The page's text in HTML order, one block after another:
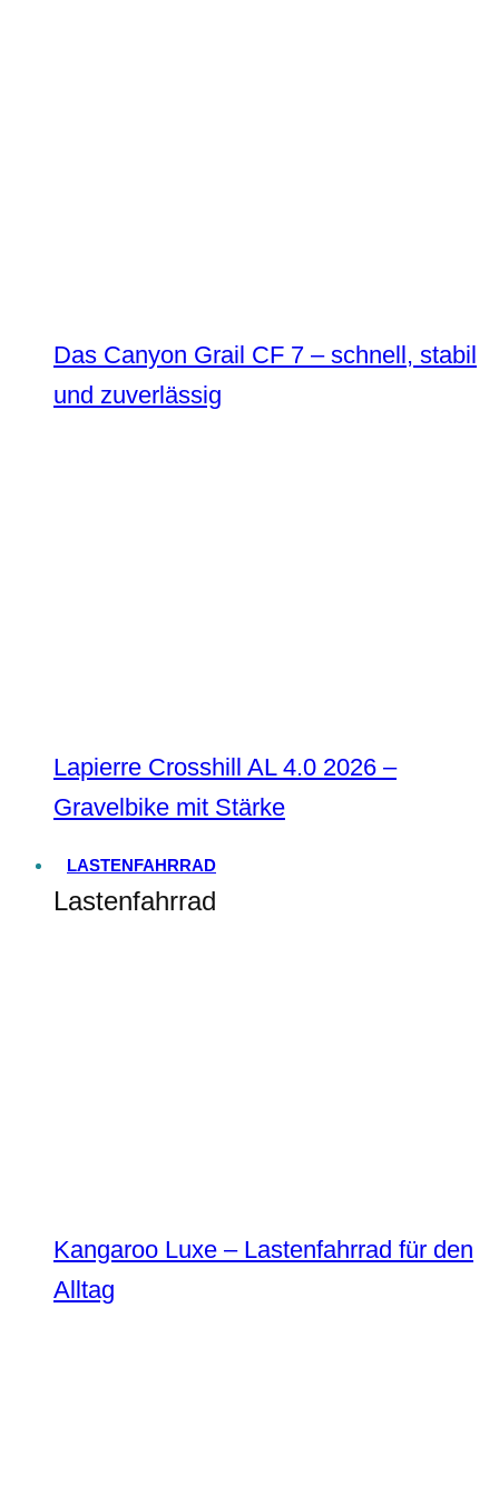
Das Canyon Grail CF 7 – schnell, stabil
und zuverlässig
Lapierre Crosshill AL 4.0 2026 –
Gravelbike mit Stärke
LASTENFAHRRAD
Lastenfahrrad
Kangaroo Luxe – Lastenfahrrad für den
Alltag